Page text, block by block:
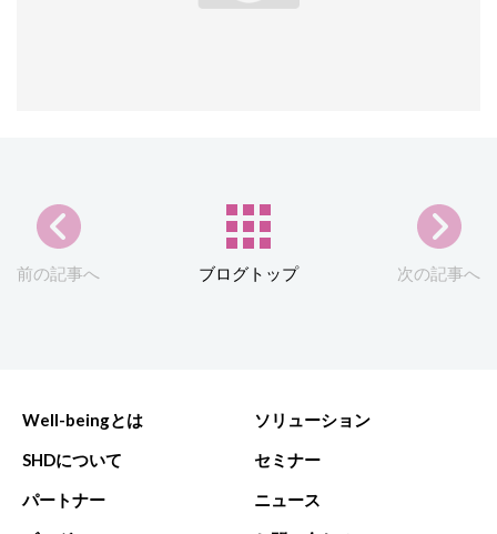
前の記事へ ブログトップ 次の記事へ
Well-beingとは
ソリューション
SHDについて
セミナー
パートナー
ニュース